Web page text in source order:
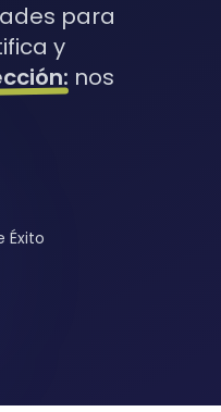
para
y
nos
Éxito